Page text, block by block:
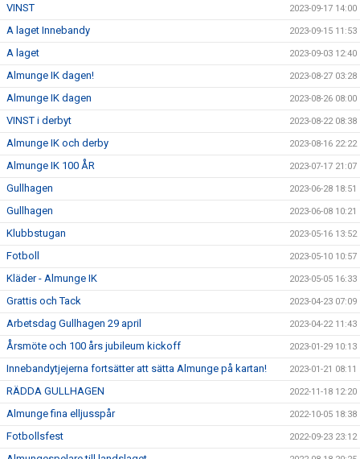
VINST 2023-09-17 14:00
A laget Innebandy 2023-09-15 11:53
A laget 2023-09-03 12:40
Almunge IK dagen! 2023-08-27 03:28
Almunge IK dagen 2023-08-26 08:00
VINST i derbyt 2023-08-22 08:38
Almunge IK och derby 2023-08-16 22:22
Almunge IK 100 ÅR 2023-07-17 21:07
Gullhagen 2023-06-28 18:51
Gullhagen 2023-06-08 10:21
Klubbstugan 2023-05-16 13:52
Fotboll 2023-05-10 10:57
Kläder - Almunge IK 2023-05-05 16:33
Grattis och Tack 2023-04-23 07:09
Arbetsdag Gullhagen 29 april 2023-04-22 11:43
Årsmöte och 100 års jubileum kickoff 2023-01-29 10:13
Innebandytjejerna fortsätter att sätta Almunge på kartan! 2023-01-21 08:11
RÄDDA GULLHAGEN 2022-11-18 12:20
Almunge fina elljusspår 2022-10-05 18:38
Fotbollsfest 2022-09-23 23:12